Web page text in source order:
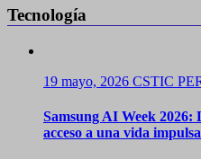
Tecnología
19 mayo, 2026 CSTIC
Samsung AI Week
acceso a una vida